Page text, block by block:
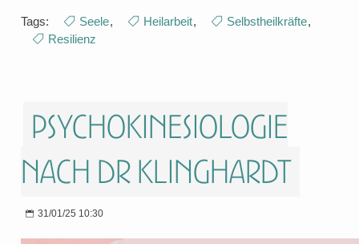
Tags: Seele, Heilarbeit, Selbstheilkräfte,
Resilienz
Psychokinesiologie
nach Dr Klinghardt
31/01/25 10:30